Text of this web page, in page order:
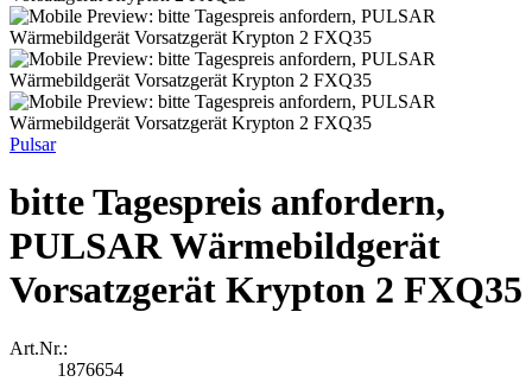
Pulsar
bitte Tagespreis anfordern,
PULSAR Wärmebildgerät
Vorsatzgerät Krypton 2 FXQ35
Art.Nr.:
1876654